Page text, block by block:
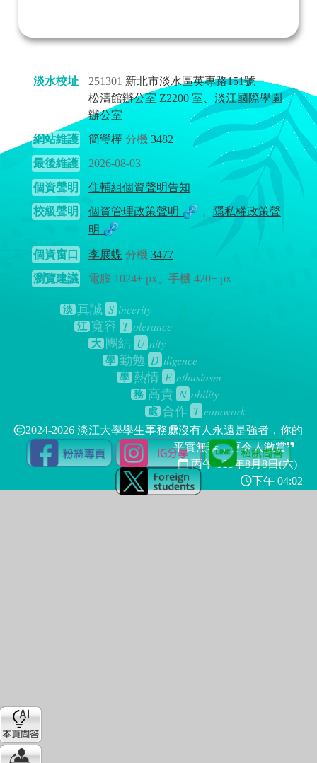
淡水校址 251301 新北市淡水區英專路151號
松濤館辦公室 Z2200 室、淡江國際學園
辦公室
網站維護
簡瑩樺分機 3482
最後維護
2026-08-03
個資聲明
住輔組個資聲明告知
校級聲明
個資管理政策聲明 、
隱私權政策聲
明
個資窗口 李展蝶 分機 3477
瀏覽建議
電腦 1024+ px、手機 420+ px
淡 真誠 S incerity
江 寬容 T olerance
大 團結 U nity
學 勤勉 D iligence
學 熱情 E nthusiasm
務 高貴 N obility
處 合作 T eamwork
2024-2026 淡江大學學生事務處沒有人永遠是強者，你的
平實無華，更令人激賞
丙午 115年8月8日(六)
下午 04:02